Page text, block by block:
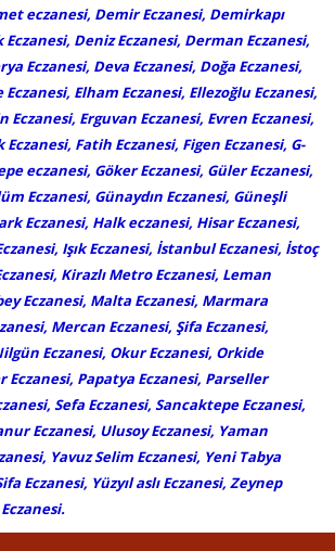
eczanesi, Demir Eczanesi, Demirkapı
Deniz Eczanesi, Derman Eczanesi,
Eczanesi, Deva Eczanesi, Doğa Eczanesi,
Eczanesi, Elham Eczanesi, Ellezoğlu Eczanesi,
Eczanesi, Erguvan Eczanesi, Evren Eczanesi,
Eczanesi, Fatih Eczanesi, Figen Eczanesi, G-
eczanesi, Göker Eczanesi, Güler Eczanesi,
Eczanesi, Günaydın Eczanesi, Güneşli
Eczanesi, Halk eczanesi, Hisar Eczanesi,
Işık Eczanesi, İstanbul Eczanesi, İstoç
Kirazlı Metro Eczanesi, Leman
Eczanesi, Malta Eczanesi, Marmara
Mercan Eczanesi, Şifa Eczanesi,
Eczanesi, Okur Eczanesi, Orkide
Eczanesi, Papatya Eczanesi, Parseller
Sefa Eczanesi, Sancaktepe Eczanesi,
Eczanesi, Ulusoy Eczanesi, Yaman
Yavuz Selim Eczanesi, Yeni Tabya
Eczanesi, Yüzyıl aslı Eczanesi, Zeynep